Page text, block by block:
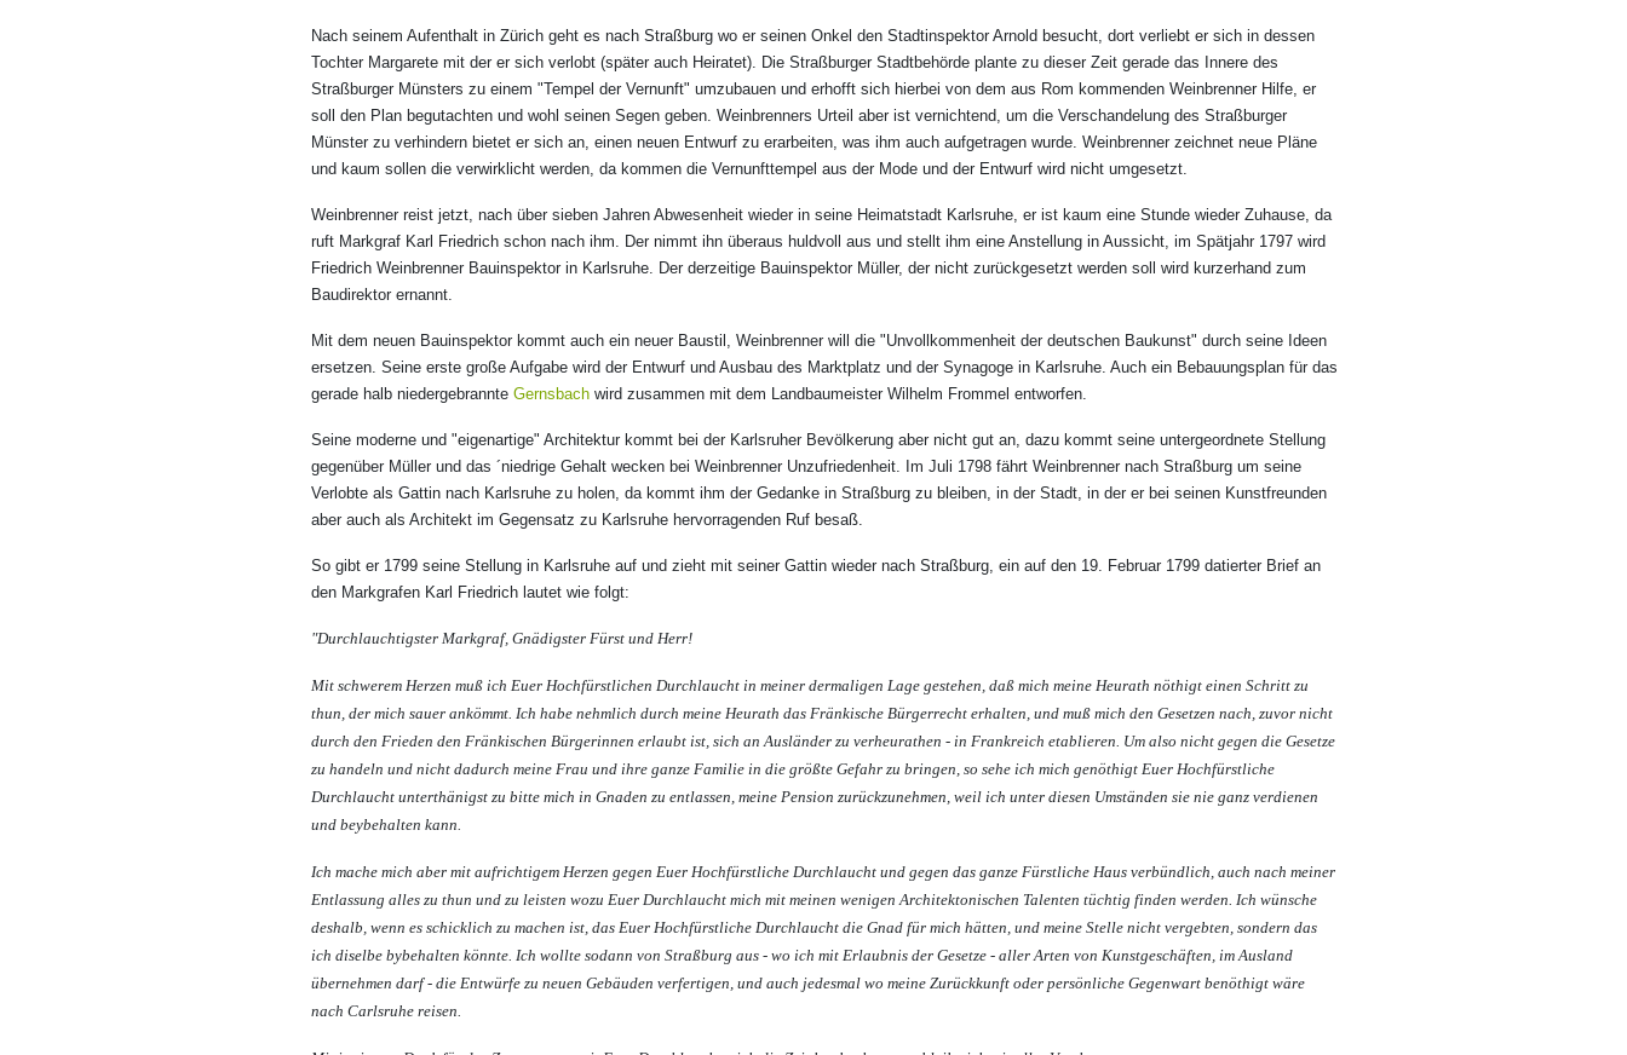
Nach seinem Aufenthalt in Zürich geht es nach Straßburg wo er seinen Onkel den Stadtinspektor Arnold besucht, dort verliebt er sich in dessen
Tochter Margarete mit der er sich verlobt (später auch Heiratet). Die Straßburger Stadtbehörde plante zu dieser Zeit gerade das Innere des
Straßburger Münsters zu einem "Tempel der Vernunft" umzubauen und erhofft sich hierbei von dem aus Rom kommenden Weinbrenner Hilfe, er
soll den Plan begutachten und wohl seinen Segen geben. Weinbrenners Urteil aber ist vernichtend, um die Verschandelung des Straßburger
Münster zu verhindern bietet er sich an, einen neuen Entwurf zu erarbeiten, was ihm auch aufgetragen wurde. Weinbrenner zeichnet neue Pläne
und kaum sollen die verwirklicht werden, da kommen die Vernunfttempel aus der Mode und der Entwurf wird nicht umgesetzt.
Weinbrenner reist jetzt, nach über sieben Jahren Abwesenheit wieder in seine Heimatstadt Karlsruhe, er ist kaum eine Stunde wieder Zuhause, da
ruft Markgraf Karl Friedrich schon nach ihm. Der nimmt ihn überaus huldvoll aus und stellt ihm eine Anstellung in Aussicht, im Spätjahr 1797 wird
Friedrich Weinbrenner Bauinspektor in Karlsruhe. Der derzeitige Bauinspektor Müller, der nicht zurückgesetzt werden soll wird kurzerhand zum
Baudirektor ernannt.
Mit dem neuen Bauinspektor kommt auch ein neuer Baustil, Weinbrenner will die "Unvollkommenheit der deutschen Baukunst" durch seine Ideen
ersetzen. Seine erste große Aufgabe wird der Entwurf und Ausbau des Marktplatz und der Synagoge in Karlsruhe. Auch ein Bebauungsplan für das
gerade halb niedergebrannteGernsbach wird zusammen mit dem Landbaumeister Wilhelm Frommel entworfen.
Seine moderne und "eigenartige" Architektur kommt bei der Karlsruher Bevölkerung aber nicht gut an, dazu kommt seine untergeordnete Stellung
gegenüber Müller und das ´niedrige Gehalt wecken bei Weinbrenner Unzufriedenheit. Im Juli 1798 fährt Weinbrenner nach Straßburg um seine
Verlobte als Gattin nach Karlsruhe zu holen, da kommt ihm der Gedanke in Straßburg zu bleiben, in der Stadt, in der er bei seinen Kunstfreunden
aber auch als Architekt im Gegensatz zu Karlsruhe hervorragenden Ruf besaß.
So gibt er 1799 seine Stellung in Karlsruhe auf und zieht mit seiner Gattin wieder nach Straßburg, ein auf den 19. Februar 1799 datierter Brief an
den Markgrafen Karl Friedrich lautet wie folgt:
"Durchlauchtigster Markgraf, Gnädigster Fürst und Herr!
Mit schwerem Herzen muß ich Euer Hochfürstlichen Durchlaucht in meiner dermaligen Lage gestehen, daß mich meine Heurath nöthigt einen Schritt zu
thun, der mich sauer ankömmt. Ich habe nehmlich durch meine Heurath das Fränkische Bürgerrecht erhalten, und muß mich den Gesetzen nach, zuvor nicht
durch den Frieden den Fränkischen Bürgerinnen erlaubt ist, sich an Ausländer zu verheurathen - in Frankreich etablieren. Um also nicht gegen die Gesetze
zu handeln und nicht dadurch meine Frau und ihre ganze Familie in die größte Gefahr zu bringen, so sehe ich mich genöthigt Euer Hochfürstliche
Durchlaucht unterthänigst zu bitte mich in Gnaden zu entlassen, meine Pension zurückzunehmen, weil ich unter diesen Umständen sie nie ganz verdienen
und beybehalten kann.
Ich mache mich aber mit aufrichtigem Herzen gegen Euer Hochfürstliche Durchlaucht und gegen das ganze Fürstliche Haus verbündlich, auch nach meiner
Entlassung alles zu thun und zu leisten wozu Euer Durchlaucht mich mit meinen wenigen Architektonischen Talenten tüchtig finden werden. Ich wünsche
deshalb, wenn es schicklich zu machen ist, das Euer Hochfürstliche Durchlaucht die Gnad für mich hätten, und meine Stelle nicht vergebten, sondern das
ich diselbe bybehalten könnte. Ich wollte sodann von Straßburg aus - wo ich mit Erlaubnis der Gesetze - aller Arten von Kunstgeschäften, im Ausland
übernehmen darf - die Entwürfe zu neuen Gebäuden verfertigen, und auch jedesmal wo meine Zurückkunft oder persönliche Gegenwart benöthigt wäre
nach Carlsruhe reisen.